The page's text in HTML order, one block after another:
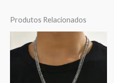
Produtos Relacionados